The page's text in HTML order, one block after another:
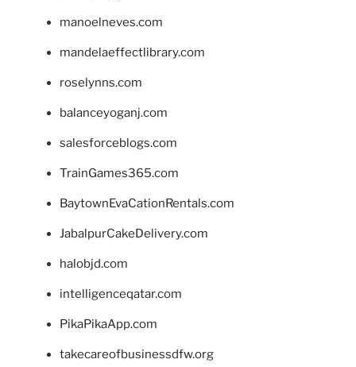
manoelneves.com
mandelaeffectlibrary.com
roselynns.com
balanceyoganj.com
salesforceblogs.com
TrainGames365.com
BaytownEvaCationRentals.com
JabalpurCakeDelivery.com
halobjd.com
intelligenceqatar.com
PikaPikaApp.com
takecareofbusinessdfw.org